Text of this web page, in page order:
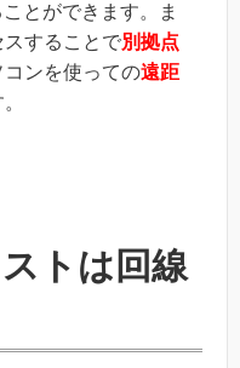
とができます。ま
することで別拠点
コンを使っての遠距
トは回線